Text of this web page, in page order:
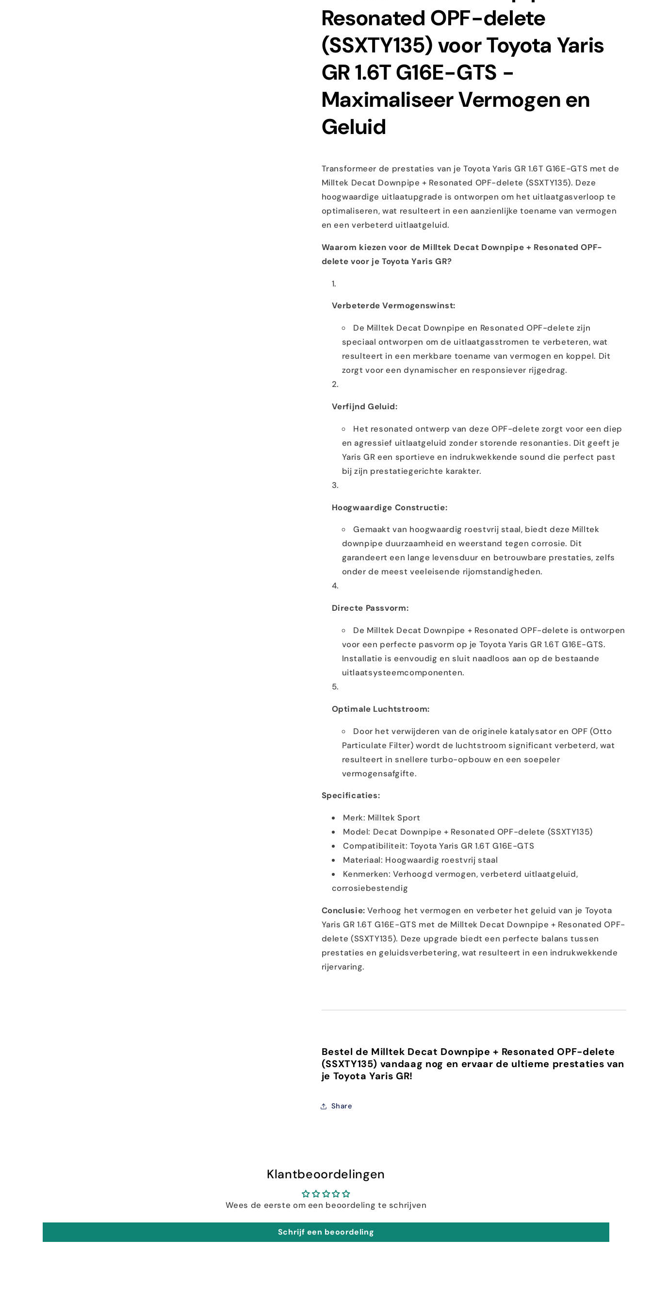
GTS
GTS
Resonated OPF-delete
(SSXTY135) voor Toyota Yaris
GR 1.6T G16E-GTS -
Maximaliseer Vermogen en
Geluid
Transformeer de prestaties van je Toyota Yaris GR 1.6T G16E-GTS met de
Milltek Decat Downpipe + Resonated OPF-delete (SSXTY135). Deze
hoogwaardige uitlaatupgrade is ontworpen om het uitlaatgasverloop te
optimaliseren, wat resulteert in een aanzienlijke toename van vermogen
en een verbeterd uitlaatgeluid.
Waarom kiezen voor de Milltek Decat Downpipe + Resonated OPF-
delete voor je Toyota Yaris GR?
Verbeterde Vermogenswinst:
De Milltek Decat Downpipe en Resonated OPF-delete zijn
speciaal ontworpen om de uitlaatgasstromen te verbeteren, wat
resulteert in een merkbare toename van vermogen en koppel. Dit
zorgt voor een dynamischer en responsiever rijgedrag.
Verfijnd Geluid:
Het resonated ontwerp van deze OPF-delete zorgt voor een diep
en agressief uitlaatgeluid zonder storende resonanties. Dit geeft je
Yaris GR een sportieve en indrukwekkende sound die perfect past
bij zijn prestatiegerichte karakter.
Hoogwaardige Constructie:
Gemaakt van hoogwaardig roestvrij staal, biedt deze Milltek
downpipe duurzaamheid en weerstand tegen corrosie. Dit
garandeert een lange levensduur en betrouwbare prestaties, zelfs
onder de meest veeleisende rijomstandigheden.
Directe Passvorm:
De Milltek Decat Downpipe + Resonated OPF-delete is ontworpen
voor een perfecte pasvorm op je Toyota Yaris GR 1.6T G16E-GTS.
Installatie is eenvoudig en sluit naadloos aan op de bestaande
uitlaatsysteemcomponenten.
Optimale Luchtstroom:
Door het verwijderen van de originele katalysator en OPF (Otto
Particulate Filter) wordt de luchtstroom significant verbeterd, wat
resulteert in snellere turbo-opbouw en een soepeler
vermogensafgifte.
Specificaties:
Merk: Milltek Sport
Model: Decat Downpipe + Resonated OPF-delete (SSXTY135)
Compatibiliteit: Toyota Yaris GR 1.6T G16E-GTS
Materiaal: Hoogwaardig roestvrij staal
Kenmerken: Verhoogd vermogen, verbeterd uitlaatgeluid,
corrosiebestendig
Conclusie: Verhoog het vermogen en verbeter het geluid van je Toyota
Yaris GR 1.6T G16E-GTS met de Milltek Decat Downpipe + Resonated OPF-
delete (SSXTY135). Deze upgrade biedt een perfecte balans tussen
prestaties en geluidsverbetering, wat resulteert in een indrukwekkende
rijervaring.
Bestel de Milltek Decat Downpipe + Resonated OPF-delete
(SSXTY135) vandaag nog en ervaar de ultieme prestaties van
je Toyota Yaris GR!
Share
Klantbeoordelingen
Wees de eerste om een beoordeling te schrijven
Schrijf een beoordeling